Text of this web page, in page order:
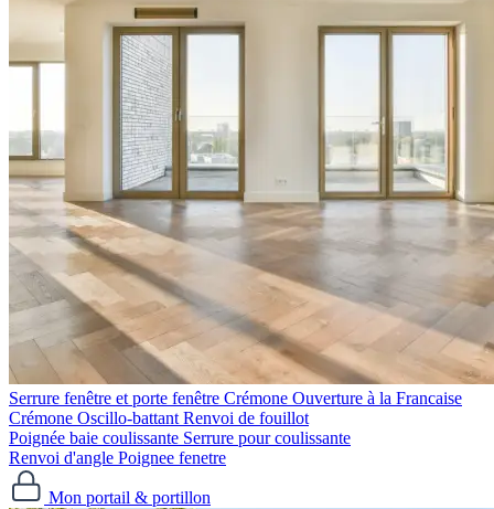
Serrure fenêtre et porte fenêtre
Crémone Ouverture à la Francaise
Crémone Oscillo-battant Renvoi de fouillot
Poignée baie coulissante Serrure pour coulissante
Renvoi d'angle Poignee fenetre
Mon portail & portillon